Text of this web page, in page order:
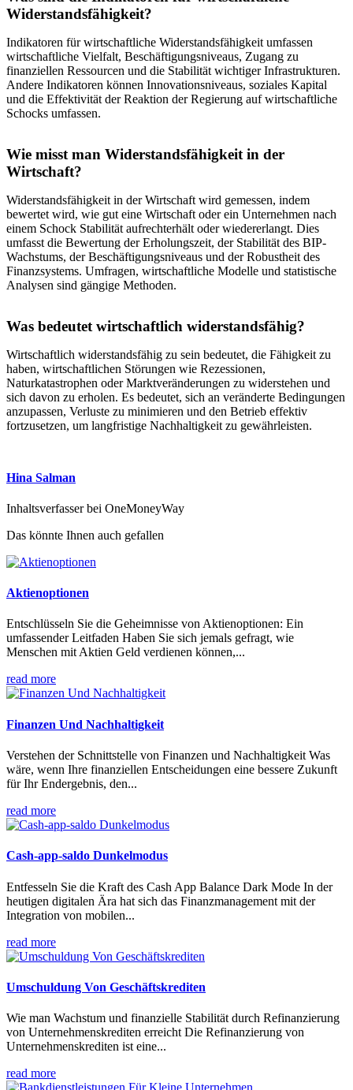
Widerstandsfähigkeit?
Indikatoren für wirtschaftliche Widerstandsfähigkeit umfassen
wirtschaftliche Vielfalt, Beschäftigungsniveaus, Zugang zu
finanziellen Ressourcen und die Stabilität wichtiger Infrastrukturen.
Andere Indikatoren können Innovationsniveaus, soziales Kapital
und die Effektivität der Reaktion der Regierung auf wirtschaftliche
Schocks umfassen.
Wie misst man Widerstandsfähigkeit in der
Wirtschaft?
Widerstandsfähigkeit in der Wirtschaft wird gemessen, indem
bewertet wird, wie gut eine Wirtschaft oder ein Unternehmen nach
einem Schock Stabilität aufrechterhält oder wiedererlangt. Dies
umfasst die Bewertung der Erholungszeit, der Stabilität des BIP-
Wachstums, der Beschäftigungsniveaus und der Robustheit des
Finanzsystems. Umfragen, wirtschaftliche Modelle und statistische
Analysen sind gängige Methoden.
Was bedeutet wirtschaftlich widerstandsfähig?
Wirtschaftlich widerstandsfähig zu sein bedeutet, die Fähigkeit zu
haben, wirtschaftlichen Störungen wie Rezessionen,
Naturkatastrophen oder Marktveränderungen zu widerstehen und
sich davon zu erholen. Es bedeutet, sich an veränderte Bedingungen
anzupassen, Verluste zu minimieren und den Betrieb effektiv
fortzusetzen, um langfristige Nachhaltigkeit zu gewährleisten.
Hina Salman
Inhaltsverfasser bei OneMoneyWay
Das könnte Ihnen auch gefallen
Aktienoptionen
Entschlüsseln Sie die Geheimnisse von Aktienoptionen: Ein
umfassender Leitfaden Haben Sie sich jemals gefragt, wie
Menschen mit Aktien Geld verdienen können,...
read more
Finanzen Und Nachhaltigkeit
Verstehen der Schnittstelle von Finanzen und Nachhaltigkeit Was
wäre, wenn Ihre finanziellen Entscheidungen eine bessere Zukunft
für Ihr Endergebnis, den...
read more
Cash-app-saldo Dunkelmodus
Entfesseln Sie die Kraft des Cash App Balance Dark Mode In der
heutigen digitalen Ära hat sich das Finanzmanagement mit der
Integration von mobilen...
read more
Umschuldung Von Geschäftskrediten
Wie man Wachstum und finanzielle Stabilität durch Refinanzierung
von Unternehmenskrediten erreicht Die Refinanzierung von
Unternehmenskrediten ist eine...
read more